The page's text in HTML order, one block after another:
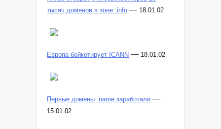
тысяч доменов в зоне .info — 18.01.02
Европа бойкотирует ICANN — 18.01.02
Первые домены .name заработали —
15.01.02